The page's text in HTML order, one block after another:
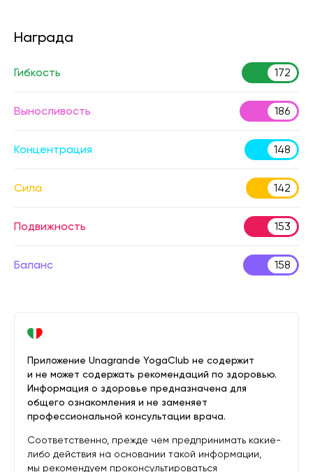
Награда
Гибкость 172
Выносливость 186
Концентрация 148
Сила 142
Подвижность 153
Баланс 158
Приложение Unagrande YogaClub не содержит
и не может содержать рекомендаций по здоровью.
Информация о здоровье предназначена для
общего ознакомления и не заменяет
профессиональной консультации врача.
Соответственно, прежде чем предпринимать какие-
либо действия на основании такой информации,
мы рекомендуем проконсультироваться